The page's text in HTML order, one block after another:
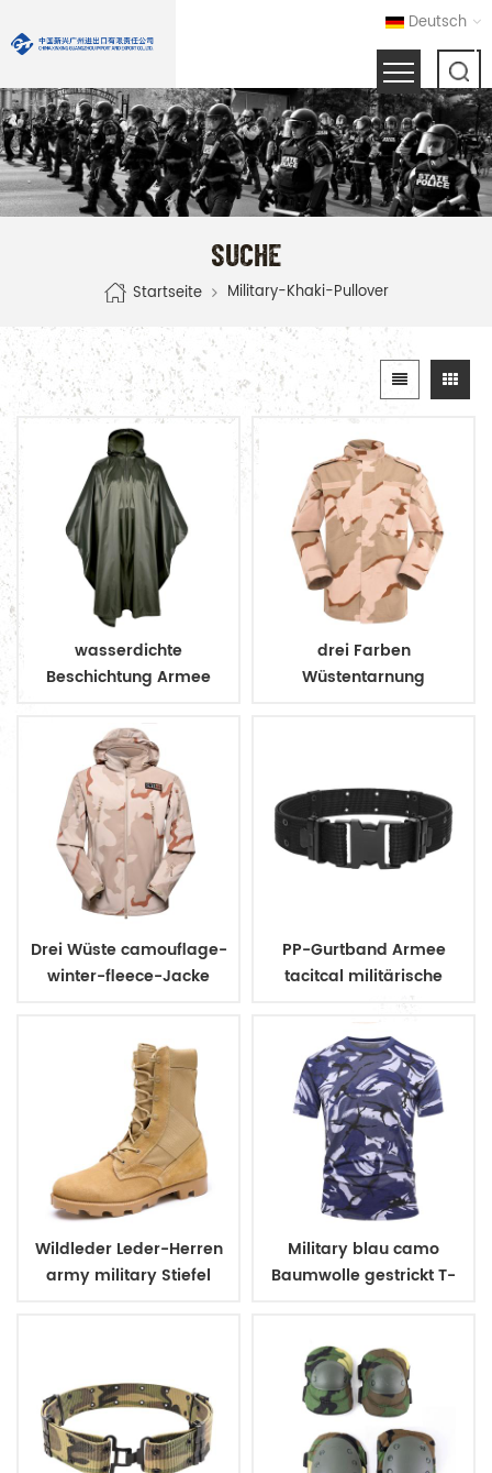
Deutsch
SUCHE
Startseite Military-Khaki-Pullover
wasserdichte
Beschichtung Armee
Poncho
drei Farben
Wüstentarnung
Drei Wüste camouflage-
winter-fleece-Jacke
PP-Gurtband Armee
tacitcal militärische
Wildleder Leder-Herren
army military Stiefel
Military blau camo
Baumwolle gestrickt T-